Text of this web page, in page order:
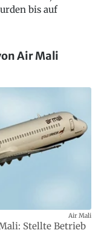
bis auf
Air Mali
Stellte Betrieb
Air Mali